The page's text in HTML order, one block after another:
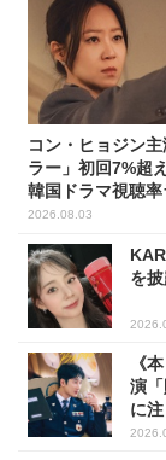
コン・ヒョジン
ラー」初回7%超
韓国ドラマ視聴
2026.08.03
を
《
演
に注